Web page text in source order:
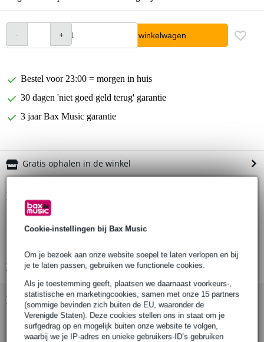
Cookie-instellingen bij Bax Music
Om je bezoek aan onze website soepel te laten verlopen en bij
je te laten passen, gebruiken we functionele cookies.
Als je toestemming geeft, plaatsen we daarnaast voorkeurs-,
statistische en marketingcookies, samen met onze 15 partners
(sommige bevinden zich buiten de EU, waaronder de
Verenigde Staten). Deze cookies stellen ons in staat om je
surfgedrag op en mogelijk buiten onze website te volgen,
waarbij we je IP-adres en unieke gebruikers-ID’s gebruiken
In winkelwagen
Bestel voor 23:00 = morgen in huis
30 dagen 'niet goed geld terug' garantie
3 jaar Bax Music garantie
Gratis ophalen in de winkel
Productinformatie
statiefplaat
geschikt voor 8020A/B-serie studiomonitormodellen van Genelec
Bekijk alle productspecificaties
Bekijk ook eens (4)